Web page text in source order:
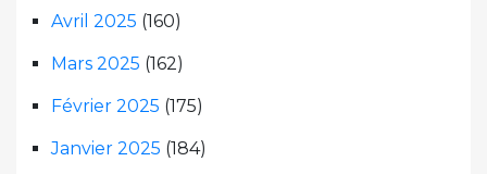
Avril 2025 (160)
Mars 2025 (162)
Février 2025 (175)
Janvier 2025 (184)